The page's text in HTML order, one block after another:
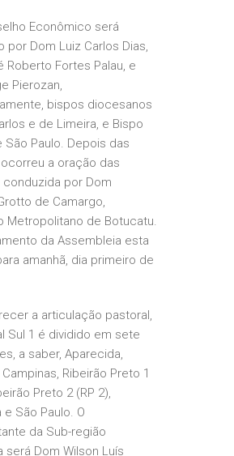
Econômico será
por Dom Luiz Carlos Dias,
Roberto Fortes Palau, e
Pierozan,
bispos diocesanos
e de Limeira, e Bispo
São Paulo. Depois das
a oração das
por Dom
de Camargo,
Metropolitano de Botucatu.
da Assembleia esta
amanhã, dia primeiro de
a articulação pastoral,
Sul 1 é dividido em sete
a saber, Aparecida,
Ribeirão Preto 1
Preto 2 (RP 2),
São Paulo. O
da Sub-região
será Dom Wilson Luís